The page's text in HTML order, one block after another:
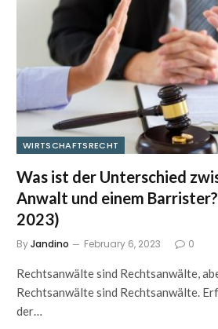
WIRTSCHAFTSRECHT
Was ist der Unterschied
Anwalt und einem
2023)
ByJandino February 6, 2023 0
Rechtsanwälte sind Rechtsanwälte,
Rechtsanwälte sind Rechtsanwälte.
der…